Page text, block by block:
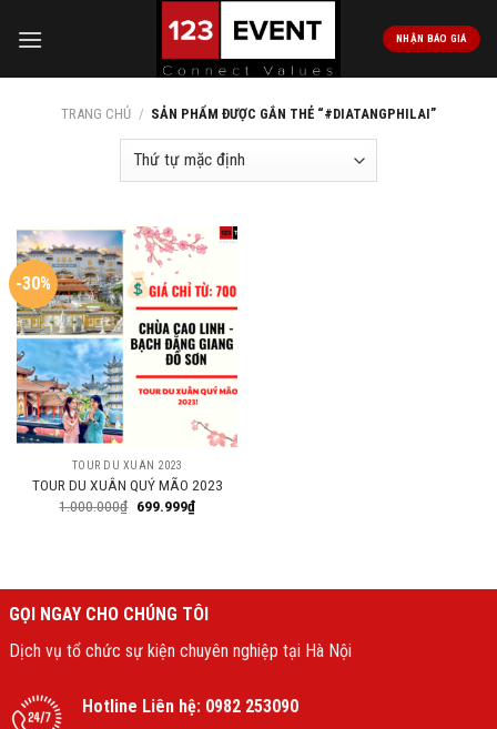
NHẬN BÁO GIÁ
TRANG CHỦ / SẢN PHẨM ĐƯỢC GẮN THẺ “#DIATANGPHILAI”
-30%
TOUR DU XUÂN 2023
TOUR DU XUÂN QUÝ MÃO 2023
1.000.000₫ 699.999₫
GỌI NGAY CHO CHÚNG TÔI
Dịch vụ tổ chức sự kiện chuyên nghiệp tại Hà Nội
Hotline Liên hệ: 0982 253090